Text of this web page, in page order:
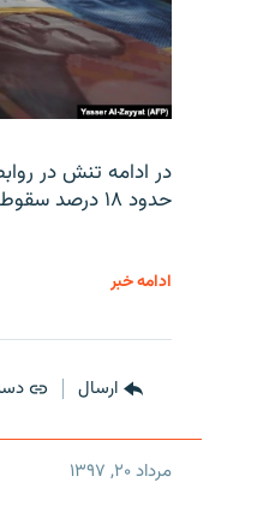
در ادامه تنش در
حدود ۱۸ درصد سقوط کرد.
ادامه خبر
ارسال
مرداد ۲۰, ۱۳۹۷